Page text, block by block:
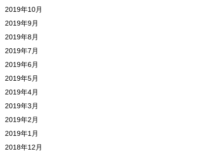
2019年10月
2019年9月
2019年8月
2019年7月
2019年6月
2019年5月
2019年4月
2019年3月
2019年2月
2019年1月
2018年12月